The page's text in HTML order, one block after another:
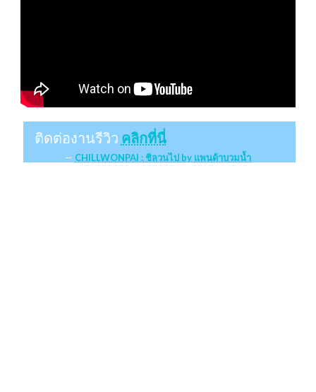
ติดต่องานรีวิว คลิกที่นี่
CHILLWONPAI : ชิลวนไป by แพนด้าบวมน้ำ